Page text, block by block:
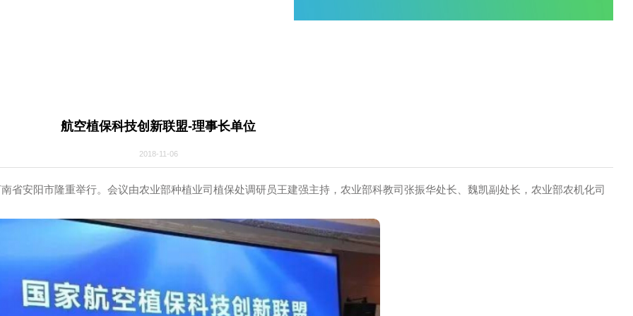
您当前的位置是：首页/首页信息
航空植保科技创新联盟-理事长单位
2018-11-06
南省安阳市隆重举行。会议由农业部种植业司植保处调研员王建强主持，农业部科教司张振华处长、魏凯副处长，农业